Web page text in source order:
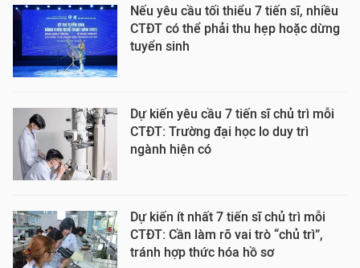
Nếu yêu cầu tối thiểu 7 tiến sĩ, nhiều
CTĐT có thể phải thu hẹp hoặc dừng
tuyển sinh
Dự kiến yêu cầu 7 tiến sĩ chủ trì mỗi
CTĐT: Trường đại học lo duy trì
ngành hiện có
Dự kiến ít nhất 7 tiến sĩ chủ trì mỗi
CTĐT: Cần làm rõ vai trò “chủ trì”,
tránh hợp thức hóa hồ sơ